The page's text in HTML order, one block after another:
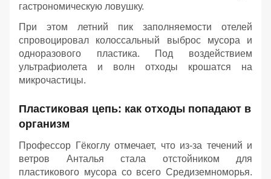
гастрономическую ловушку.
При этом летний пик заполняемости отелей
спровоцировал колоссальный выброс мусора и
одноразового пластика. Под воздействием
ультрафиолета и волн отходы крошатся на
микрочастицы.
Пластиковая цепь: как отходы попадают в
организм
Профессор Гёкоглу отмечает, что из-за течений и
ветров Анталья стала отстойником для
пластикового мусора со всего Средиземноморья.